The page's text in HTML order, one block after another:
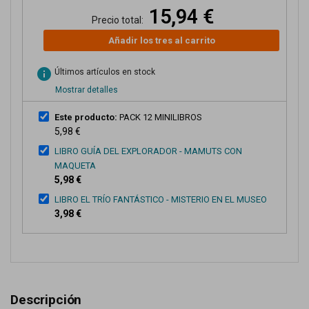
Precio total: 15,94 €
Añadir los tres al carrito
info Últimos artículos en stock
Mostrar detalles
Este producto: PACK 12 MINILIBROS
5,98 €
LIBRO GUÍA DEL EXPLORADOR - MAMUTS CON
MAQUETA
5,98 €
LIBRO EL TRÍO FANTÁSTICO - MISTERIO EN EL MUSEO
3,98 €
Descripción